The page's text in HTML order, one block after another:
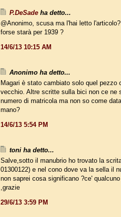
P.DeSade ha detto...
@Anonimo, scusa ma l'hai letto
forse starà per 1939 ?
14/6/13 10:15 AM
Anonimo ha detto...
Magari è stato cambiato solo quel pezzo
vecchio. Altre scritte sulla bici non ce ne
numero di matricola ma non so come
mano?
14/6/13 5:54 PM
toni ha detto...
Salve,sotto il manubrio ho trovato la
01300122) e nel cono dove va la sella il
non saprei cosa significano ?ce'
,grazie
29/6/13 3:59 PM